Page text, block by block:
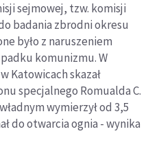
sejmowej, tzw. komisji
badania zbrodni okresu
było z naruszeniem
komunizmu. W
Katowicach skazał
specjalnego Romualda C.
wymierzył od 3,5
do otwarcia ognia - wynika